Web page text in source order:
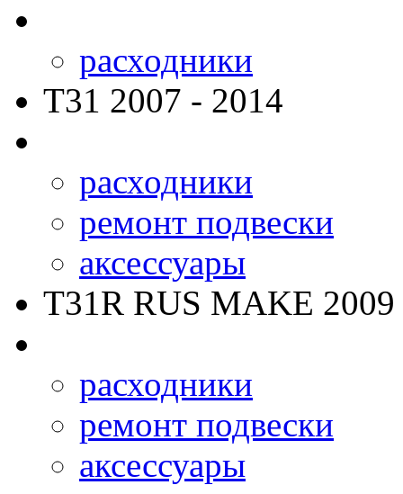
расходники
T31 2007 - 2014
расходники
ремонт подвески
аксессуары
T31R RUS MAKE 2009
расходники
ремонт подвески
аксессуары